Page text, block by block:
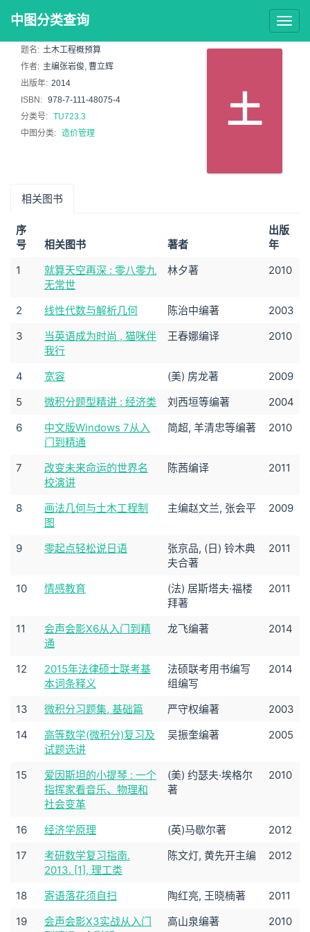
中图分类查询
土
题名: 土木工程概预算
作者: 主编张岩俊, 曹立辉
出版年: 2014
ISBN: 978-7-111-48075-4
分类号: TU723.3
中图分类: 造价管理
相关图书
序
号
相关图书 著者
出版
年
1
就算天空再深 : 零八零九
无常世
林夕著 2010
2 线性代数与解析几何 陈治中编著
2003
3
当英语成为时尚 , 猫咪伴
我行
王春娜编译 2010
4 宽容 (美) 房龙著
2009
5
微积分题型精讲 : 经济类 刘西垣等编著
2004
6
中文版Windows 7从入
门到精通
简超, 羊清忠等编著 2010
7
改变未来命运的世界名
校演讲
陈茜编译 2011
8
画法几何与土木工程制
图
主编赵文兰, 张会平 2009
9 零起点轻松说日语
张京品, (日) 铃木典
夫合著
2011
10 情感教育
(法) 居斯塔夫·福楼
拜著
2011
11
会声会影X6从入门到精
通
龙飞编著 2014
12
2015年法律硕士联考基
本词条释义
法硕联考用书编写
组编写
2014
13 微积分习题集, 基础篇 严守权编著
2003
14
高等数学(微积分)复习及
试题选讲
吴振奎编著 2005
15
爱因斯坦的小提琴 : 一个
指挥家看音乐、物理和
社会变革
(美) 约瑟夫·埃格尔
著
2010
16 经济学原理 (英)马歇尔著
2012
17
考研数学复习指南.
2013. [1], 理工类
陈文灯, 黄先开主编 2012
18 寄语落花须自扫 陶红亮, 王晓楠著
2011
19
会声会影X3实战从入门
高山泉编著 2010